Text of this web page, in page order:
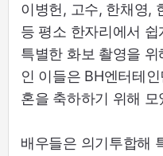
이병헌, 고수, 한채영,
등 평소 한자리에서
특별한 화보 촬영을
인 이들은 BH엔터테
혼을 축하하기 위해 모
배우들은 의기투합해